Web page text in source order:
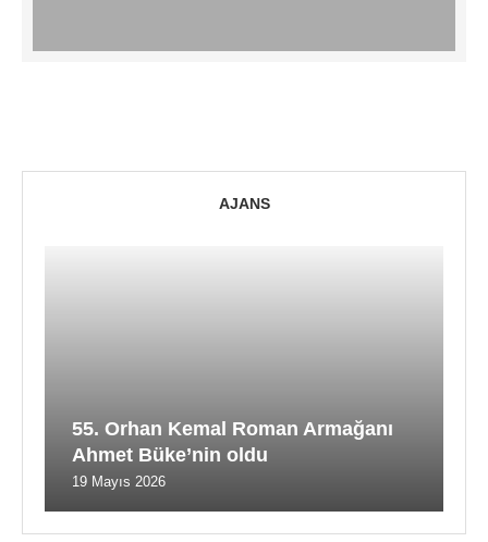
AJANS
55. Orhan Kemal Roman Armağanı
Ahmet Büke’nin oldu
19 Mayıs 2026